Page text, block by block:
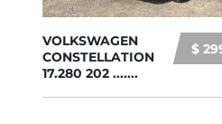
$
VOLKSWAGEN
CONSTELLATION
17.280 202 .......